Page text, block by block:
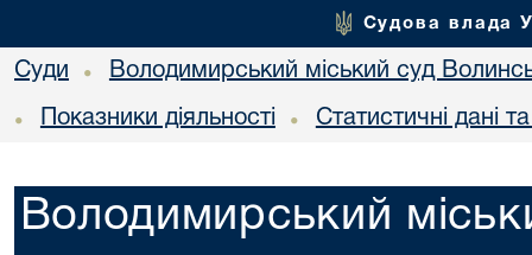
Судова влада
Суди • Володимирський міський суд
• Показники діяльності • Статистичні дані
Володимирський